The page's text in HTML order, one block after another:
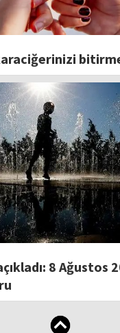
8 Ağustos